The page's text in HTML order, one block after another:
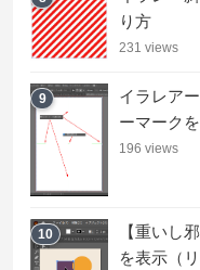
り方
231 views
9
イラレア
ーマーク
196 views
10
【重いし
を表示（